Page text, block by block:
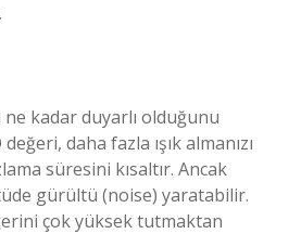
ne kadar duyarlı olduğunu
daha fazla ışık almanızı
süresini kısaltır. Ancak
gürültü (noise) yaratabilir.
çok yüksek tutmaktan